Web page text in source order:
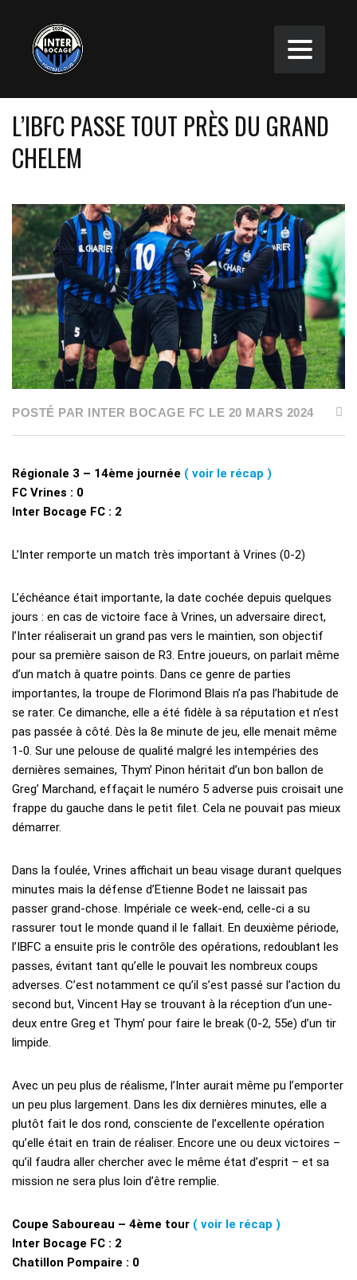
L’IBFC PASSE TOUT PRÈS DU GRAND
CHELEM
POSTÉ PAR INTER BOCAGE FC LE 20 MARS 2024
Régionale 3 – 14ème journée ( voir le récap )
FC Vrines : 0
Inter Bocage FC : 2
L’Inter remporte un match très important à Vrines (0-2)
L’échéance était importante, la date cochée depuis quelques
jours : en cas de victoire face à Vrines, un adversaire direct,
l’Inter réaliserait un grand pas vers le maintien, son objectif
pour sa première saison de R3. Entre joueurs, on parlait même
d’un match à quatre points. Dans ce genre de parties
importantes, la troupe de Florimond Blais n’a pas l’habitude de
se rater. Ce dimanche, elle a été fidèle à sa réputation et n’est
pas passée à côté. Dès la 8e minute de jeu, elle menait même
1-0. Sur une pelouse de qualité malgré les intempéries des
dernières semaines, Thym’ Pinon héritait d’un bon ballon de
Greg’ Marchand, effaçait le numéro 5 adverse puis croisait une
frappe du gauche dans le petit filet. Cela ne pouvait pas mieux
démarrer.
Dans la foulée, Vrines affichait un beau visage durant quelques
minutes mais la défense d’Etienne Bodet ne laissait pas
passer grand-chose. Impériale ce week-end, celle-ci a su
rassurer tout le monde quand il le fallait. En deuxième période,
l’IBFC a ensuite pris le contrôle des opérations, redoublant les
passes, évitant tant qu’elle le pouvait les nombreux coups
adverses. C’est notamment ce qu’il s’est passé sur l’action du
second but, Vincent Hay se trouvant à la réception d’un une-
deux entre Greg et Thym’ pour faire le break (0-2, 55e) d’un tir
limpide.
Avec un peu plus de réalisme, l’Inter aurait même pu l’emporter
un peu plus largement. Dans les dix dernières minutes, elle a
plutôt fait le dos rond, consciente de l’excellente opération
qu’elle était en train de réaliser. Encore une ou deux victoires –
qu’il faudra aller chercher avec le même état d’esprit – et sa
mission ne sera plus loin d’être remplie.
Coupe Saboureau – 4ème tour ( voir le récap )
Inter Bocage FC : 2
Chatillon Pompaire : 0